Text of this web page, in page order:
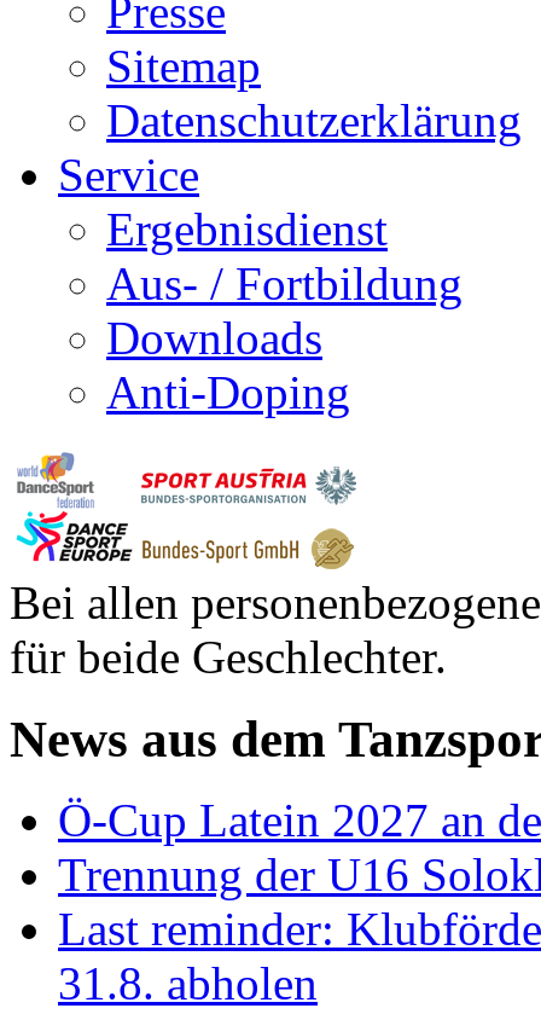
Presse
Sitemap
Datenschutzerklärung
Service
Ergebnisdienst
Aus- / Fortbildung
Downloads
Anti-Doping
Bei allen
für beide Geschlechter.
News aus dem
Ö-Cup Latein 2027 an
Trennung der U16
Last reminder:
31.8. abholen